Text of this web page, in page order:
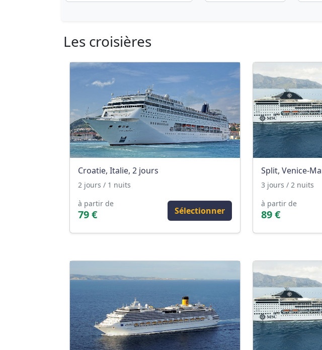
Les croisières
Croatie, Italie, 2 jours
2 jours / 1 nuits
à partir de
79 € Sélectionner
Split, Venice-
3 jours / 2 nuits
à partir de
89 €